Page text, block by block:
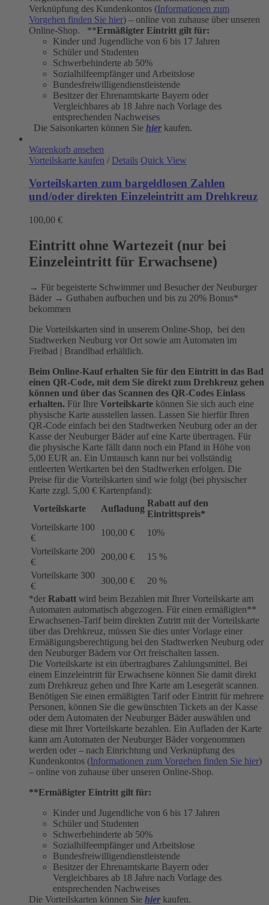
Verknüpfung des Kundenkontos (Informationen zum
Vorgehen finden Sie hier) – online von zuhause über unseren
Online-Shop. **Ermäßigter Eintritt gilt für:
Kinder und Jugendliche von 6 bis 17 Jahren
Schüler und Studenten
Schwerbehinderte ab 50%
Sozialhilfeempfänger und Arbeitslose
Bundesfreiwilligendienstleistende
Besitzer der Ehrenamtskarte Bayern oder
Vergleichbares ab 18 Jahre nach Vorlage des
entsprechenden Nachweises
Die Saisonkarten können Sie hier kaufen.
Warenkorb ansehen
Vorteilskarte kaufen / Details Quick View
Vorteilskarten zum bargeldlosen Zahlen
und/oder direkten Einzeleintritt am Drehkreuz
100,00 €
Eintritt ohne Wartezeit (nur bei
Einzeleintritt für Erwachsene)
→ Für begeisterte Schwimmer und Besucher der Neuburger
Bäder → Guthaben aufbuchen und bis zu 20% Bonus*
bekommen
Die Vorteilskarten sind in unserem Online-Shop, bei den
Stadtwerken Neuburg vor Ort sowie am Automaten im
Freibad | Brandlbad erhältlich.
Beim Online-Kauf erhalten Sie für den Eintritt in das Bad
einen QR-Code, mit dem Sie direkt zum Drehkreuz gehen
können und über das Scannen des QR-Codes Einlass
erhalten. Für Ihre Vorteilskarte können Sie sich auch eine
physische Karte ausstellen lassen. Lassen Sie hierfür Ihren
QR-Code einfach bei den Stadtwerken Neuburg oder an der
Kasse der Neuburger Bäder auf eine Karte übertragen. Für
die physische Karte fällt dann noch ein Pfand in Höhe von
5,00 EUR an. Ein Umtausch kann nur bei vollständig
entleerten Wertkarten bei den Stadtwerken erfolgen. Die
Preise für die Vorteilskarten sind wie folgt (bei physischer
Karte zzgl. 5,00 € Kartenpfand):
Vorteilskarte
Aufladung
Rabatt auf den
Eintrittspreis*
Vorteilskarte 100
€
100,00 €
10%
Vorteilskarte 200
€
200,00 €
15 %
Vorteilskarte 300
€
300,00 €
20 %
*der Rabatt wird beim Bezahlen mit Ihrer Vorteilskarte am
Automaten automatisch abgezogen. Für einen ermäßigten**
Erwachsenen-Tarif beim direkten Zutritt mit der Vorteilskarte
über das Drehkreuz, müssen Sie dies unter Vorlage einer
Ermäßigungsberechtigung bei den Stadtwerken Neuburg oder
den Neuburger Bädern vor Ort freischalten lassen.
Die Vorteilskarte ist ein übertragbares Zahlungsmittel. Bei
einem Einzeleintritt für Erwachsene können Sie damit direkt
zum Drehkreuz gehen und Ihre Karte am Lesegerät scannen.
Benötigen Sie einen ermäßigten Tarif oder Eintritt für mehrere
Personen, können Sie die gewünschten Tickets an der Kasse
oder dem Automaten der Neuburger Bäder auswählen und
diese mit Ihrer Vorteilskarte bezahlen. Ein Aufladen der Karte
kann am Automaten der Neuburger Bäder vorgenommen
werden oder – nach Einrichtung und Verknüpfung des
Kundenkontos (Informationen zum Vorgehen finden Sie hier)
– online von zuhause über unseren Online-Shop.
**Ermäßigter Eintritt gilt für:
Kinder und Jugendliche von 6 bis 17 Jahren
Schüler und Studenten
Schwerbehinderte ab 50%
Sozialhilfeempfänger und Arbeitslose
Bundesfreiwilligendienstleistende
Besitzer der Ehrenamtskarte Bayern oder
Vergleichbares ab 18 Jahre nach Vorlage des
entsprechenden Nachweises
Die Vorteilskarten können Sie hier kaufen.